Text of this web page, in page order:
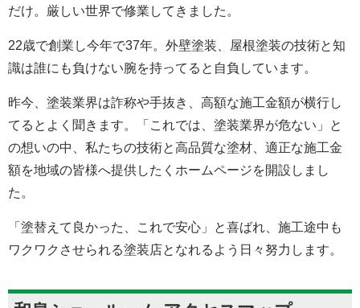
だけ。厳しい世界で修業してきました。
22歳で創業し今年で37年。外壁塗装、屋根塗装の技術と知
識は誰にも負けない腕を持ってると自負しています。
昨今、塗装業界は詐称や手抜き、高額な施工金額が横行し
てるとよく聞きます。「これでは、塗装業界が危ない」と
の想いの中、私たちの技術と高品質な塗材、適正な施工金
額を地域の皆様へ提供したくホームページを開設しまし
た。
「塗替えて良かった、これで安心」と喜ばれ、施工途中も
ワクワクさせられる塗装店となれるよう日々努力します。